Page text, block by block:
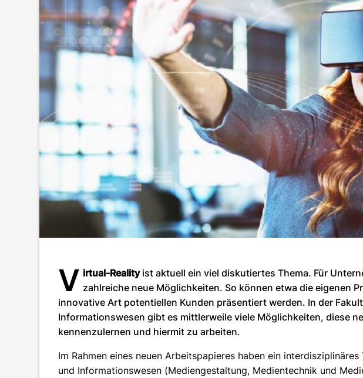
V irtual-Reality ist aktuell ein viel diskutiertes Thema. Für
zahlreiche neue Möglichkeiten. So können etwa die eigenen
innovative Art potentiellen Kunden präsentiert werden. In der
Informationswesen gibt es mittlerweile viele Möglichkeiten, diese
kennenzulernen und hiermit zu arbeiten.
Im Rahmen eines neuen Arbeitspapieres haben ein
und Informationswesen (Mediengestaltung, Medientechnik und